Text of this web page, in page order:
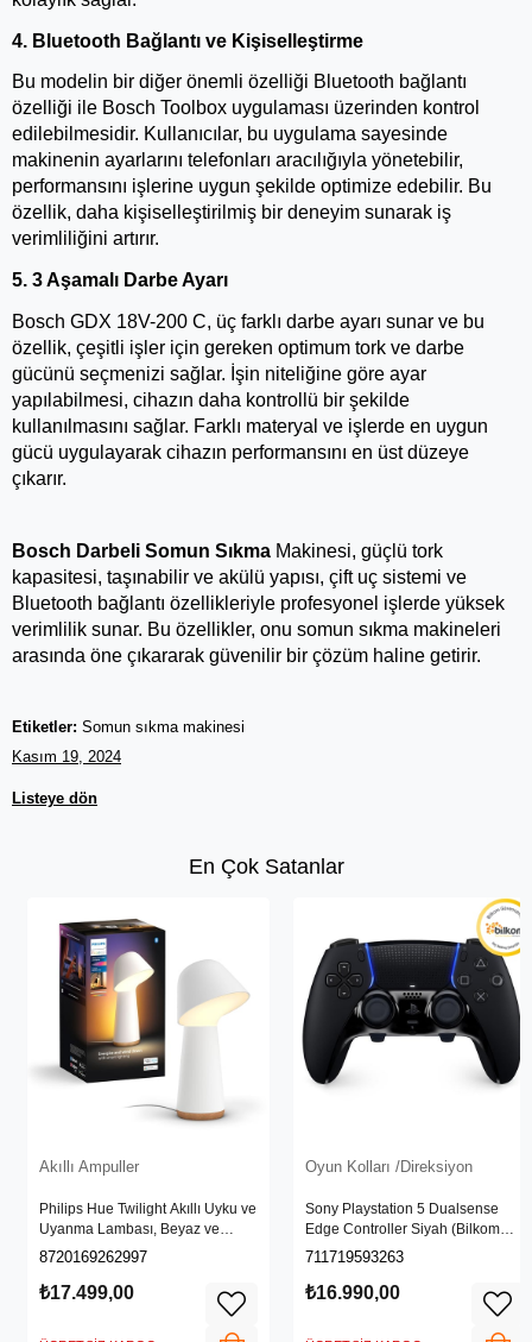
4. Bluetooth Bağlantı ve Kişiselleştirme
Bu modelin bir diğer önemli özelliği Bluetooth bağlantı
özelliği ile Bosch Toolbox uygulaması üzerinden kontrol
edilebilmesidir. Kullanıcılar, bu uygulama sayesinde
makinenin ayarlarını telefonları aracılığıyla yönetebilir,
performansını işlerine uygun şekilde optimize edebilir. Bu
özellik, daha kişiselleştirilmiş bir deneyim sunarak iş
verimliliğini artırır.
5. 3 Aşamalı Darbe Ayarı
Bosch GDX 18V-200 C, üç farklı darbe ayarı sunar ve bu
özellik, çeşitli işler için gereken optimum tork ve darbe
gücünü seçmenizi sağlar. İşin niteliğine göre ayar
yapılabilmesi, cihazın daha kontrollü bir şekilde
kullanılmasını sağlar. Farklı materyal ve işlerde en uygun
gücü uygulayarak cihazın performansını en üst düzeye
çıkarır.
Bosch Darbeli Somun Sıkma Makinesi, güçlü tork
kapasitesi, taşınabilir ve akülü yapısı, çift uç sistemi ve
Bluetooth bağlantı özellikleriyle profesyonel işlerde yüksek
verimlilik sunar. Bu özellikler, onu somun sıkma makineleri
arasında öne çıkararak güvenilir bir çözüm haline getirir.
Etiketler: Somun sıkma makinesi
Kasım 19, 2024
Listeye dön
En Çok Satanlar
Akıllı Ampuller
Philips Hue Twilight Akıllı Uyku ve
Uyanma Lambası, Beyaz ve
Renkli Işık, Alexa, Apple Home ve
8720169262997
₺17.499,00
Oyun Kolları /Direksiyon
Sony Playstation 5 Dualsense
Edge Controller Siyah (Bilkom
Garantili)
711719593263
₺16.990,00